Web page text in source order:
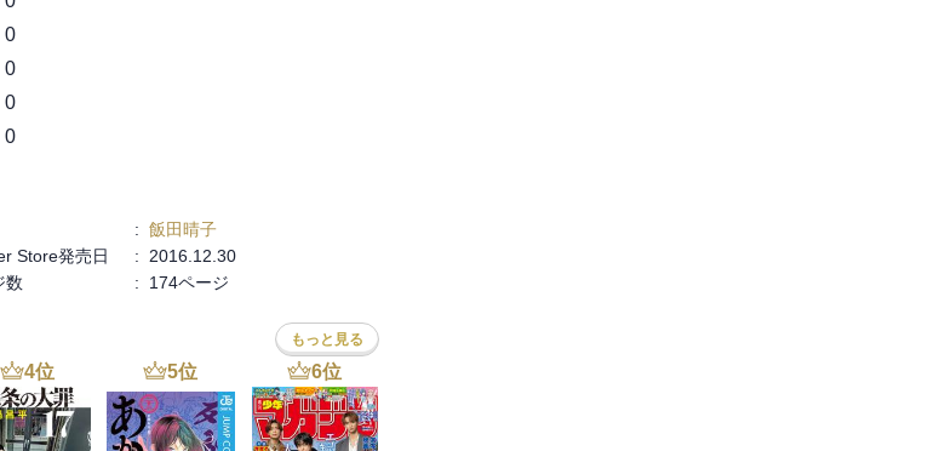
0
0
0
0
: 飯田晴子
Store発売日 :
2016.12.30
数 :
174ページ
もっと見る
4位 5位 6位